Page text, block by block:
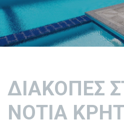
ΔΙΑΚΟΠΕΣ
ΝΟΤΙΑ